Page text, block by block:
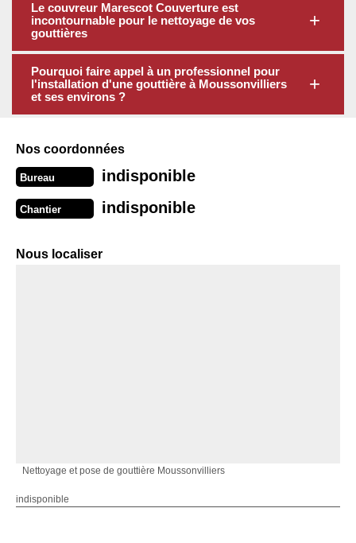
Le couvreur Marescot Couverture est
incontournable pour le nettoyage de vos
gouttières
Pourquoi faire appel à un professionnel pour
l'installation d'une gouttière à Moussonvilliers
et ses environs ?
Nos coordonnées
Bureau indisponible
Chantier indisponible
Nous localiser
Nettoyage et pose de gouttière Moussonvilliers
indisponible